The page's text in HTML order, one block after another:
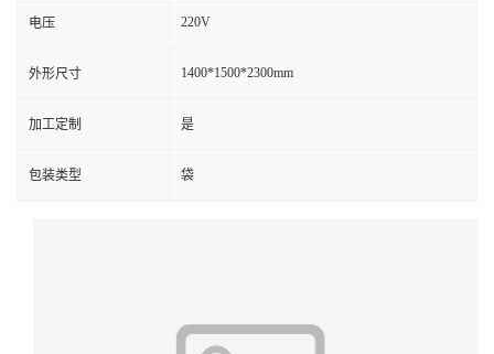
电压 220V
外形尺寸 1400*1500*2300mm
加工定制 是
包装类型 袋